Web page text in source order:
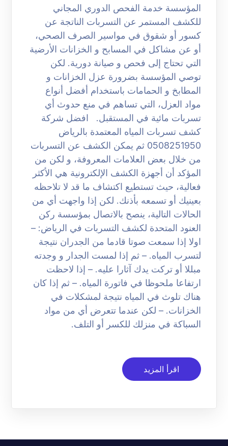
المؤسسة خدمة الفحص الدوري المجاني
للكشف المستمر عن التسربات الناتجة عن
كسور أو شقوق في مواسير الصرف الصحي،
أو عن مشاكل في المسابح و الخزانات الأرضية
التي تحتاج إلى فحص و صيانة دورية. لكن
توصي المؤسسة بضرورة عزل الخزانات و
المطابخ و الحمامات باستخدام أفضل أنواع
مواد العزل، التي تساهم في منع حدوث أي
تسربات مائية في المستقبل. افضل شركة
كشف تسربات المياه المعتمدة بالرياض
0508251950 ثم يمكن الكشف عن التسربات
من خلال بعض العلامات المعروفة، و لكن من
المؤكد أن أجهزة الكشف الإلكترونية هي الأكثر
فعالية، حيث تستطيع اكتشاف ما قد لا تلاحظه
بعينيك أو تسمعه بأذنك. لكن إذا واجهت أي من
الحالات التالية، ينصح بالاتصال بمؤسسة ركن
العنود المتحدة لكشف التسربات في الرياض: –
اولا إذا سمعت صوتا قادما من الجدران نتيجة
لتسرب المياه. – ثم إذا لمست الجدار و وجدته
مبللا أو تركت يدك آثارا عليه. – إذا لاحظت
ارتفاعا ملحوظا في فاتورة المياه. – ثم إذا كان
هناك تلوث في المياه نتيجة لمشكلات في
الخزانات. – لكن عندما تتعرض أي من مواد
السباكة في منزلك للكسر أو التلف.
اقرأ المزيد